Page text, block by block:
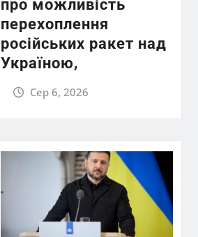
про можливість
перехоплення
російських ракет над
Україною,
Сер 6, 2026